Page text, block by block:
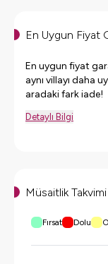
En Uygun Fiyat
En uygun fiyat
aynı villayı daha
aradaki fark iade!
Detaylı Bilgi
Müsaitlik Takvimi
Fırsat Dolu